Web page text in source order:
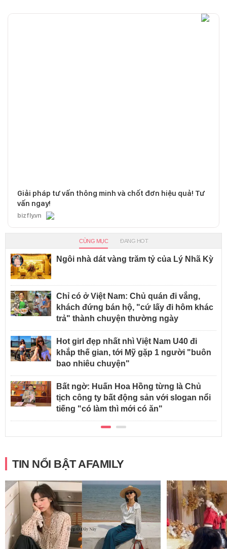
Giải pháp tư vấn thông minh và chốt đơn hiệu quả! Tư
vấn ngay!
bizfly.vn
CÙNG MỤC ĐANG HOT
Ngôi nhà dát vàng trăm tỷ của Lý Nhã Kỳ
Chỉ có ở Việt Nam: Chủ quán đi vắng,
khách đứng bán hộ, "cứ lấy đi hôm khác
trả" thành chuyện thường ngày
Hot girl đẹp nhất nhì Việt Nam U40 đi
khắp thế gian, tới Mỹ gặp 1 người "buôn
bao nhiêu chuyện"
Bất ngờ: Huấn Hoa Hồng từng là Chủ
tịch công ty bất động sản với slogan nổi
tiếng "có làm thì mới có ăn"
TIN NỔI BẬT AFAMILY